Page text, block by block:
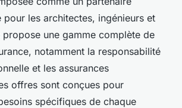
pour les architectes, ingénieurs et
propose une gamme complète de
notamment la responsabilité
et les assurances
offres sont conçues pour
spécifiques de chaque